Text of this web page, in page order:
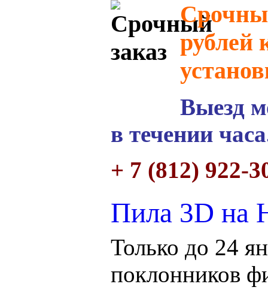
рублей
Выезд
в течении
+ 7 (812) 922-
Пила 3D
Только до 24
поклонников